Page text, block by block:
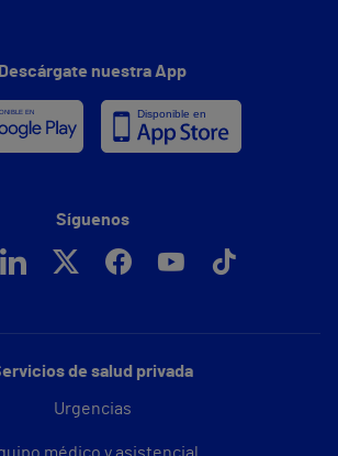
de salud privada
Urgencias
Descárgate nuestra App
Síguenos